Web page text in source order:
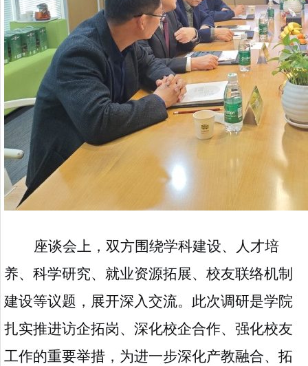
座谈会上，双方围绕学科建设、人才培
养、科学研究、就业资源拓展、校友联络机制
建设等议题，展开深入交流。 此次调研是学院
扎实推进访企拓岗、深化校企合作、强化校友
工作的重要举措，为进一步深化产教融合、拓